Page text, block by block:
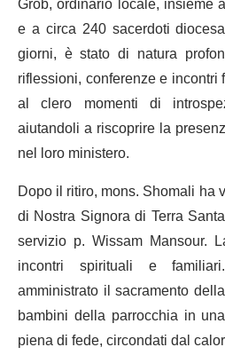
e a circa 240 sacerdoti
giorni, è stato di natura
riflessioni, conferenze e
al clero momenti di
aiutandoli a riscoprire la
nel loro ministero.
Dopo il ritiro, mons. Shomali ha
di Nostra Signora di Terra
servizio p. Wissam Mansour.
incontri spirituali e
amministrato il sacramento
bambini della parrocchia in
piena di fede, circondati dal